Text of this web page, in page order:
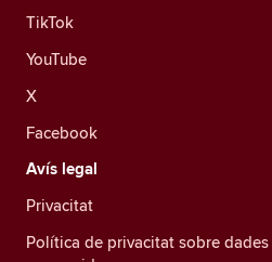
TikTok
YouTube
X
Facebook
Avís legal
Privacitat
Política de privacitat sobre